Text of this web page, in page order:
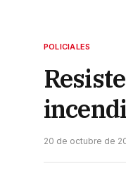
POLICIALES
20 de octubre de